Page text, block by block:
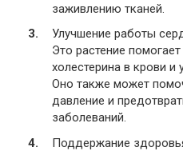
заживлению тканей.
Улучшение работы
Это растение
холестерина в крови
Оно также может
давление и
заболеваний.
Поддержание